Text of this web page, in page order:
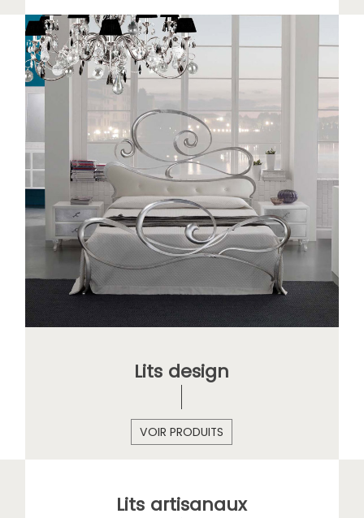
Lits design
VOIR PRODUITS
Lits artisanaux